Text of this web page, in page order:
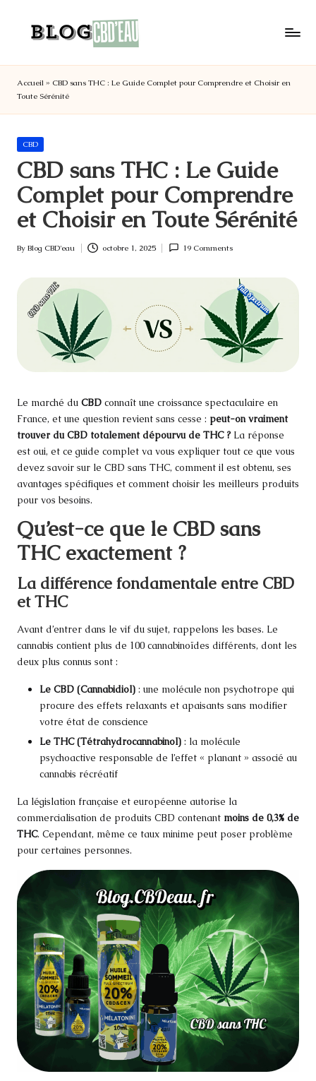
content
o
g
B
D
'e
a
u
CBD
CBD'eau
Accueil » CBD sans THC : Le Guide Complet pour Comprendre et Choisir en
Toute Sérénité
Posted
CBD
CBD sans THC : Le Guide
Complet pour Comprendre
et Choisir en Toute Sérénité
Posted
By Blog CBD'eau octobre 1, 2025 19 Comments
Le marché du CBD connaît une croissance spectaculaire en
France, et une question revient sans cesse : peut-on vraiment
trouver du CBD totalement dépourvu de THC? La réponse
est oui, et ce guide complet va vous expliquer tout ce que vous
devez savoir sur le CBD sans THC, comment il est obtenu, ses
avantages spécifiques et comment choisir les meilleurs produits
pour vos besoins.
Qu’est-ce que le CBD sans
THC exactement ?
La différence fondamentale entre CBD
et THC
Avant d’entrer dans le vif du sujet, rappelons les bases. Le
cannabis contient plus de 100 cannabinoïdes différents, dont les
deux plus connus sont :
Le CBD (Cannabidiol) : une molécule non psychotrope qui
procure des effets relaxants et apaisants sans modifier
votre état de conscience
Le THC (Tétrahydrocannabinol) : la molécule
psychoactive responsable de l’effet « planant » associé au
cannabis récréatif
La législation française et européenne autorise la
commercialisation de produits CBD contenant moins de 0,3% de
THC. Cependant, même ce taux minime peut poser problème
pour certaines personnes.